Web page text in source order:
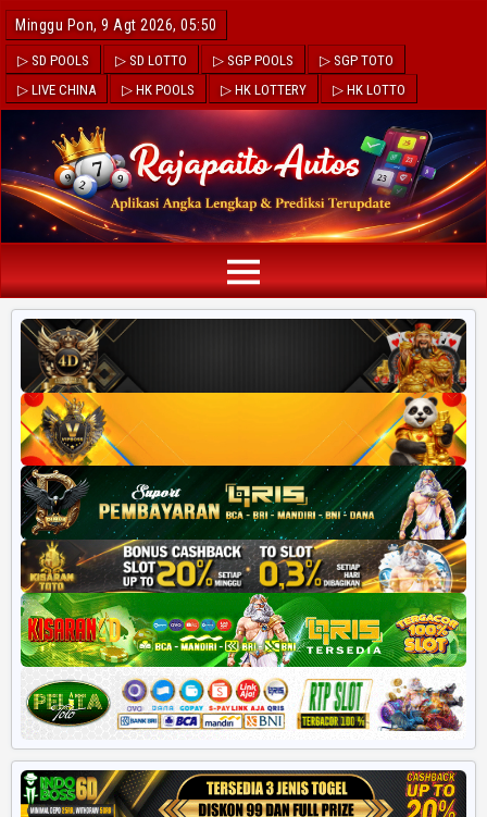
Minggu Pon, 9 Agt 2026, 05:50
▷ SD POOLS ▷ SD LOTTO ▷ SGP POOLS
▷ SGP TOTO
▷ LIVE CHINA
▷ HK POOLS ▷ HK LOTTERY ▷ HK LOTTO